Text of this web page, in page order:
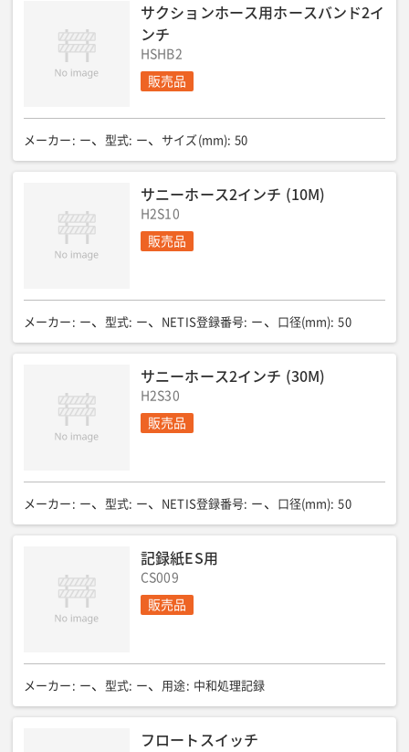
サクションホース用ホースバンド2イ
ンチ
HSHB2
販売品
メーカー : ー 型式: ー サイズ(mm): 50
サニーホース2インチ (10M)
H2S10
販売品
メーカー : ー 型式: ー NETIS登録番号: ー 口径(mm): 50
サニーホース2インチ (30M)
H2S30
販売品
メーカー : ー 型式: ー NETIS登録番号: ー 口径(mm): 50
記録紙ES用
CS009
販売品
メーカー : ー 型式: ー 用途: 中和処理記録
フロートスイッチ